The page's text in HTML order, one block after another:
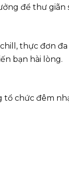
để thư
thực đơn
bạn hài lòng.
chức đêm